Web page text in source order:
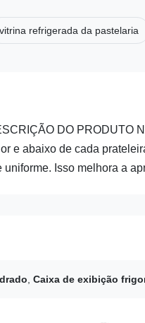
vitrina refrigerada da pastelaria
DO PRODUTO
e abaixo de cada
Isso melhora a
Caixa de exibição